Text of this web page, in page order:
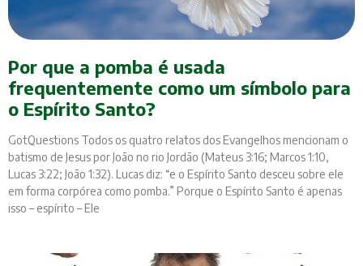
Por que a pomba é usada
frequentemente como um símbolo para
o Espírito Santo?
GotQuestions Todos os quatro relatos dos Evangelhos mencionam o
batismo de Jesus por João no rio Jordão (Mateus 3:16; Marcos 1:10,
Lucas 3:22; João 1:32). Lucas diz: “e o Espírito Santo desceu sobre ele
em forma corpórea como pomba.” Porque o Espírito Santo é apenas
isso – espírito – Ele